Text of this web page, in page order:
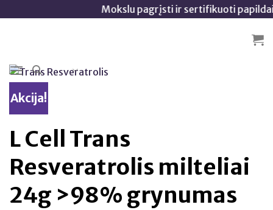
Mokslu pagrįsti ir sertifikuoti papildai 🧬
Akcija!
L Cell Trans
Resveratrolis milteliai
24g >98% grynumas